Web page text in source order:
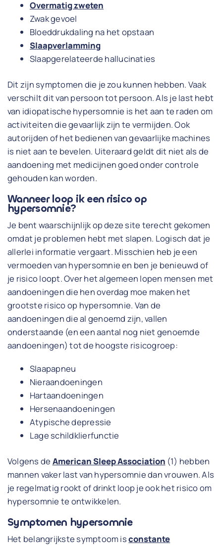
Overmatig zweten
Zwak gevoel
Bloeddrukdaling na het opstaan
Slaapverlamming
Slaapgerelateerde hallucinaties
Dit zijn symptomen die je zou kunnen hebben. Vaak
verschilt dit van persoon tot persoon. Als je last hebt
van idiopatische hypersomnie is het aan te raden om
activiteiten die gevaarlijk zijn te vermijden. Ook
autorijden of het bedienen van gevaarlijke machines
is niet aan te bevelen. Uiteraard geldt dit niet als de
aandoening met medicijnen goed onder controle
gehouden kan worden.
Wanneer loop ik een risico op
hypersomnie?
Je bent waarschijnlijk op deze site terecht gekomen
omdat je problemen hebt met slapen. Logisch dat je
allerlei informatie vergaart. Misschien heb je een
vermoeden van hypersomnie en ben je benieuwd of
je risico loopt. Over het algemeen lopen mensen met
aandoeningen die hen overdag moe maken het
grootste risico op hypersomnie. Van de
aandoeningen die al genoemd zijn, vallen
onderstaande (en een aantal nog niet genoemde
aandoeningen) tot de hoogste risicogroep:
Slaapapneu
Nieraandoeningen
Hartaandoeningen
Hersenaandoeningen
Atypische depressie
Lage schildklierfunctie
Volgens de American Sleep Association (1) hebben
mannen vaker last van hypersomnie dan vrouwen. Als
je regelmatig rookt of drinkt loop je ook het risico om
hypersomnie te ontwikkelen.
Symptomen hypersomnie
Het belangrijkste symptoom isconstante